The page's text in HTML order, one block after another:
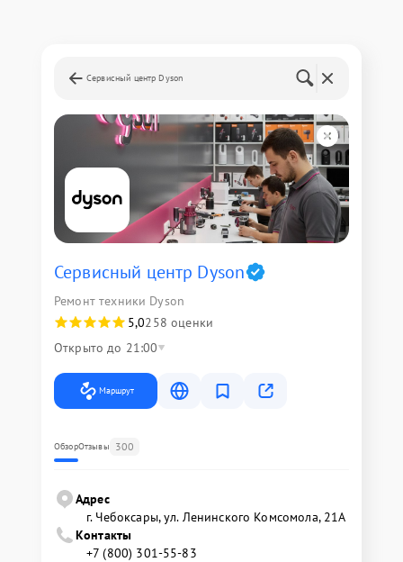
Сервисный центр Dyson
Сервисный центр Dyson
Ремонт техники Dyson
5,0258 оценки
Открыто до 21:00
Маршрут
ОбзорОтзывы 300
Адрес
г. Чебоксары, ул. Ленинского Комсомола, 21А
Контакты
+7 (800) 301-55-83